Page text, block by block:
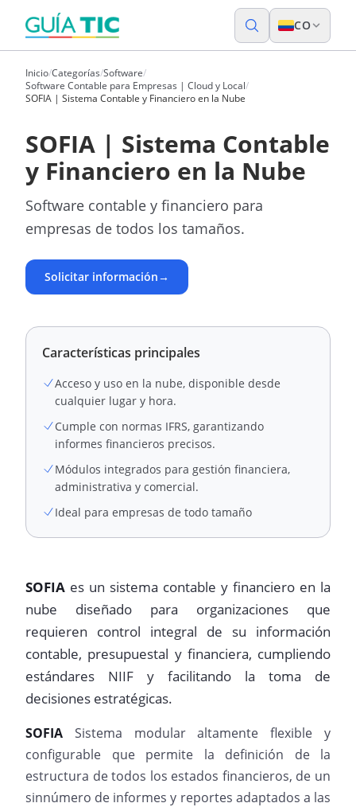
CO
Inicio/Categorías/Software/
Software Contable para Empresas | Cloud y Local/
SOFIA | Sistema Contable y Financiero en la Nube
SOFIA | Sistema Contable
y Financiero en la Nube
Software contable y financiero para
empresas de todos los tamaños.
Solicitar información→
Características principales
Acceso y uso en la nube, disponible desde
cualquier lugar y hora.
Cumple con normas IFRS, garantizando
informes financieros precisos.
Módulos integrados para gestión financiera,
administrativa y comercial.
Ideal para empresas de todo tamaño
SOFIA es un sistema contable y financiero en la
nube diseñado para organizaciones que
requieren control integral de su información
contable, presupuestal y financiera, cumpliendo
estándares NIIF y facilitando la toma de
decisiones estratégicas.
SOFIA Sistema modular altamente flexible y
configurable que permite la definición de la
estructura de todos los estados financieros, de un
sinnúmero de informes y reportes adaptados a las